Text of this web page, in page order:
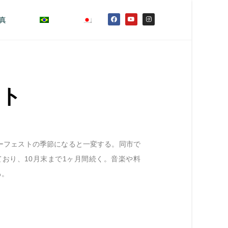
ェストの季節になると一変する。同市で
り、10月末まで1ヶ月間続く。音楽や料